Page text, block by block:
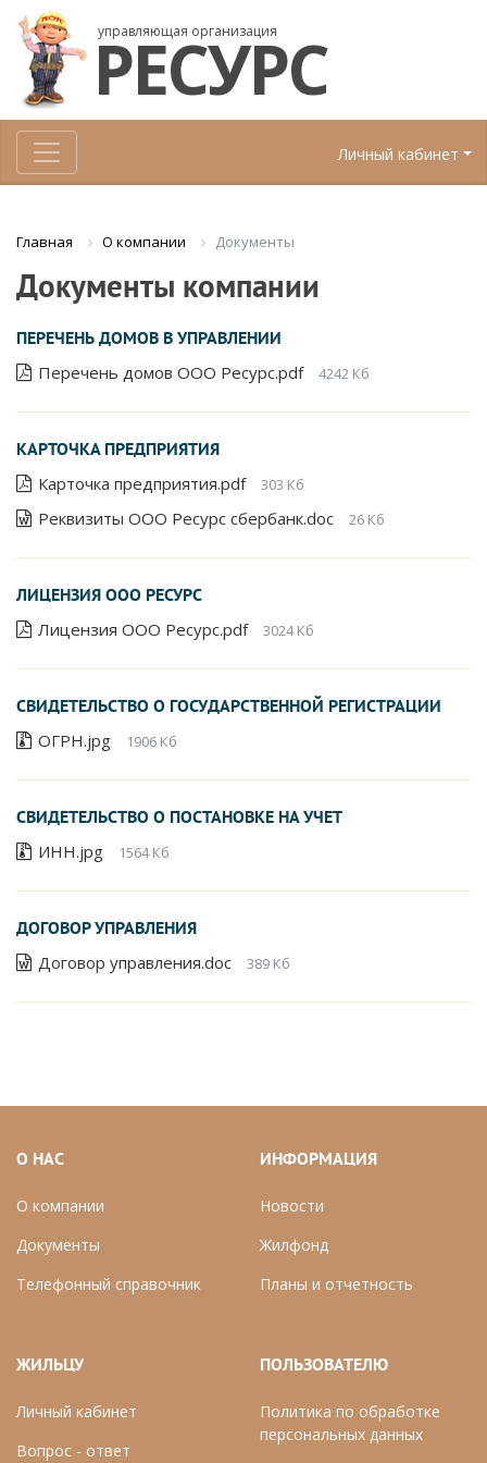
Личный кабинет
управляющая организация
РЕСУРС
Главная О компании Документы
Документы компании
ПЕРЕЧЕНЬ ДОМОВ В УПРАВЛЕНИИ
Перечень домов ООО Ресурс.pdf
4242 Кб
КАРТОЧКА ПРЕДПРИЯТИЯ
Карточка предприятия.pdf
303 Кб
Реквизиты ООО Ресурс сбербанк.doc 26 Кб
ЛИЦЕНЗИЯ ООО РЕСУРС
Лицензия ООО Ресурс.pdf
3024 Кб
СВИДЕТЕЛЬСТВО О ГОСУДАРСТВЕННОЙ РЕГИСТРАЦИИ
ОГРН.jpg
1906 Кб
СВИДЕТЕЛЬСТВО О ПОСТАНОВКЕ НА УЧЕТ
ИНН.jpg
1564 Кб
ДОГОВОР УПРАВЛЕНИЯ
Договор управления.doc
389 Кб
О НАС
О компании
Документы
Телефонный справочник
ИНФОРМАЦИЯ
Новости
Жилфонд
Планы и отчетность
ЖИЛЬЦУ
Личный кабинет
Вопрос - ответ
ПОЛЬЗОВАТЕЛЮ
Политика по обработке
персональных данных